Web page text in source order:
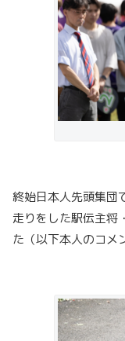
終始日本人先頭集団
走りをした駅伝主将
た（以下本人のコメ